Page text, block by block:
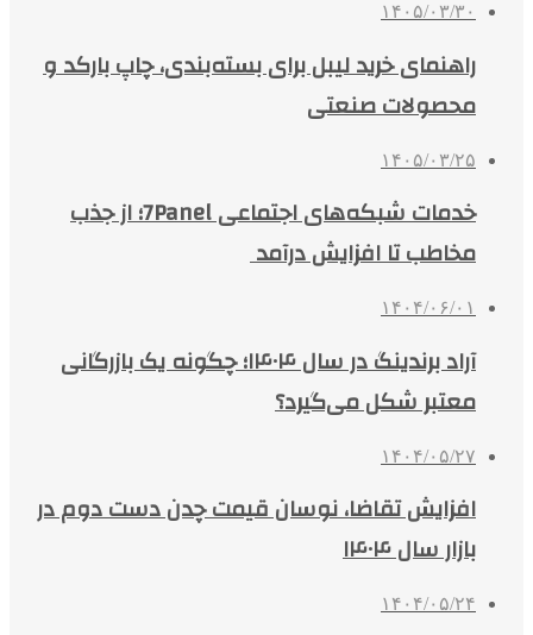
۱۴۰۵/۰۳/۳۰
راهنمای خرید لیبل برای بسته‌بندی، چاپ بارکد و
محصولات صنعتی
۱۴۰۵/۰۳/۲۵
خدمات شبکه‌های اجتماعی 7Panel؛ از جذب
مخاطب تا افزایش درآمد
۱۴۰۴/۰۶/۰۱
آراد برندینگ در سال ۱۴۰۴؛ چگونه یک بازرگانی
معتبر شکل می‌گیرد؟
۱۴۰۴/۰۵/۲۷
افزایش تقاضا، نوسان قیمت چدن دست دوم در
بازار سال ۱۴۰۴
۱۴۰۴/۰۵/۲۴